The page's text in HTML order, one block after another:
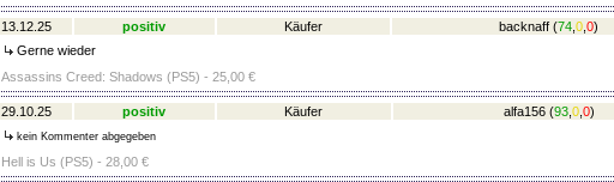
13.12.25 positiv Käufer backnaff (74, 0, 0)
Gerne wieder
Assassins Creed: Shadows (PS5) - 25,00 €
29.10.25 positiv Käufer alfa156 (93, 0, 0)
kein Kommenter abgegeben
Hell is Us (PS5) - 28,00 €